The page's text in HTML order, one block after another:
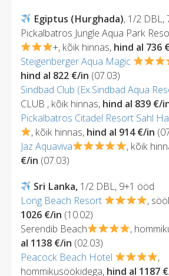
Egiptus (Hurghada), 1/2 DBL,
Pickalbatros Jungle Aqua Park
+, kõik hinnas, hind al 736
Steigenberger Aqua Magic
hind al 822 €/in (07.03)
Sindbad Club (Ex.Sindbad Aqua
CLUB , kõik hinnas, hind al 839 €/
Pickalbatros Citadel Resort Sahl
, kõik hinnas, hind al 914 €/in
Jaz Aquaviva
, kõik
€/in (07.03)
Sri Lanka, 1/2 DBL, 9+1 ööd
Long Beach Resort
,
1026 €/in (10.02)
Serendib Beach
,
al 1138 €/in (02.03)
Peacock Beach Hotel
,
hommikusöökidega, hind al 1187